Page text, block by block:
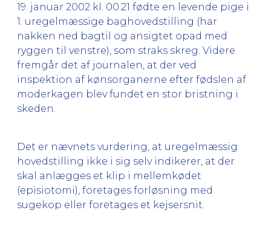
19. januar 2002 kl. 00.21 fødte en levende pige i
1. uregelmæssige baghovedstilling (har
nakken ned bagtil og ansigtet opad med
ryggen til venstre), som straks skreg. Videre
fremgår det af journalen, at der ved
inspektion af kønsorganerne efter fødslen af
moderkagen blev fundet en stor bristning i
skeden.
Det er nævnets vurdering, at uregelmæssig
hovedstilling ikke i sig selv indikerer, at der
skal anlægges et klip i mellemkødet
(episiotomi), foretages forløsning med
sugekop eller foretages et kejsersnit.